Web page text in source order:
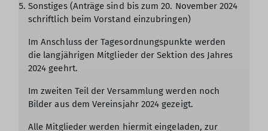
Sonstiges (Anträge sind bis zum 20. November 2024
schriftlich beim Vorstand einzubringen)
Im Anschluss der Tagesordnungspunkte werden
die langjährigen Mitglieder der Sektion des Jahres
2024 geehrt.
Im zweiten Teil der Versammlung werden noch
Bilder aus dem Vereinsjahr 2024 gezeigt.
Alle Mitglieder werden hiermit eingeladen, zur